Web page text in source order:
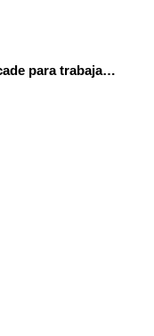
Instala MakeCode Arcade para trabajar offline en tu tablet, ordenador, Chromebook